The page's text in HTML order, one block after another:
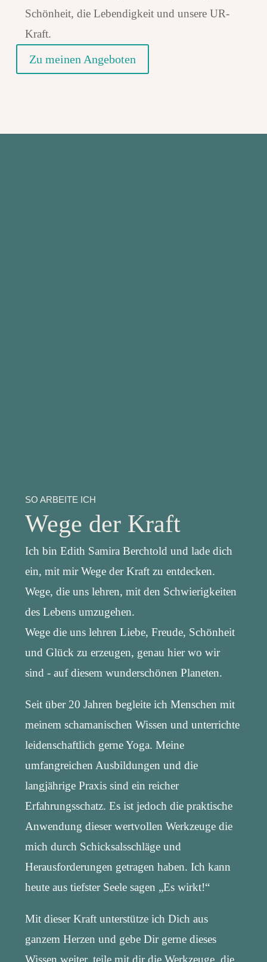
Schönheit, die Lebendigkeit und unsere UR-
Kraft.
Zu meinen Angeboten
SO ARBEITE ICH
Wege der Kraft
Ich bin Edith Samira Berchtold und lade dich
ein, mit mir Wege der Kraft zu entdecken.
Wege, die uns lehren, mit den Schwierigkeiten
des Lebens umzugehen.
Wege die uns lehren Liebe, Freude, Schönheit
und Glück zu erzeugen, genau hier wo wir
sind - auf diesem wunderschönen Planeten.
Seit über 20 Jahren begleite ich Menschen mit
meinem schamanischen Wissen und unterrichte
leidenschaftlich gerne Yoga. Meine
umfangreichen Ausbildungen und die
langjährige Praxis sind ein reicher
Erfahrungsschatz. Es ist jedoch die praktische
Anwendung dieser wertvollen Werkzeuge die
mich durch Schicksalsschläge und
Herausforderungen getragen haben. Ich kann
heute aus tiefster Seele sagen „Es wirkt!“
Mit dieser Kraft unterstütze ich Dich aus
ganzem Herzen und gebe Dir gerne dieses
Wissen weiter, teile mit dir die Werkzeuge, die